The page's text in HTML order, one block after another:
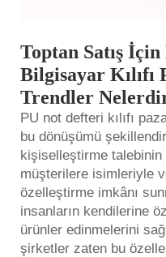
Toptan Satış
Bilgisayar Kılıfı
Trendler
PU not defteri kılıfı
bu dönüşümü
kişiselleştirme talebinin
müşterilere isimleriyle
özelleştirme imkânı
insanların kendilerine
ürünler edinmelerini
şirketler zaten bu